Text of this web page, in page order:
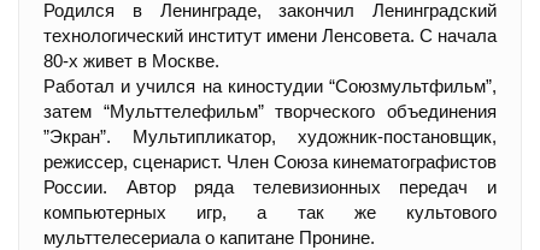
Родился в Ленинграде, закончил Ленинградский
технологический институт имени Ленсовета. С начала
80-х живет в Москве.
Работал и учился на киностудии “Союзмультфильм”,
затем “Мульттелефильм” творческого объединения
”Экран”. Мультипликатор, художник-постановщик,
режиссер, сценарист. Член Союза кинематографистов
России. Автор ряда телевизионных передач и
компьютерных игр, а так же культового
мульттелесериала о капитане Пронине.